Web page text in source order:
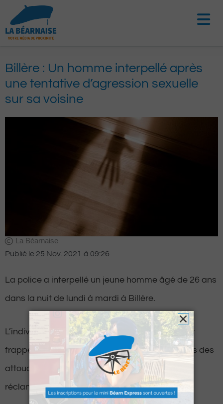
contenu
Billère : Un homme interpellé après
une tentative d’agression sexuelle
sur sa voisine
La Béarnaise
Publié le 25 Nov. 2021 à 09:26
La police a interpellé un jeune homme âgé de 26 ans
dans la nuit de lundi à mardi à Billère.
L’individu, alcoolisé au moment des faits, aurait
frappé à la porte de sa voisine et aurait commis des
attouchements sur cette dernière, avant de lui
réclamer une relation sexuelle.